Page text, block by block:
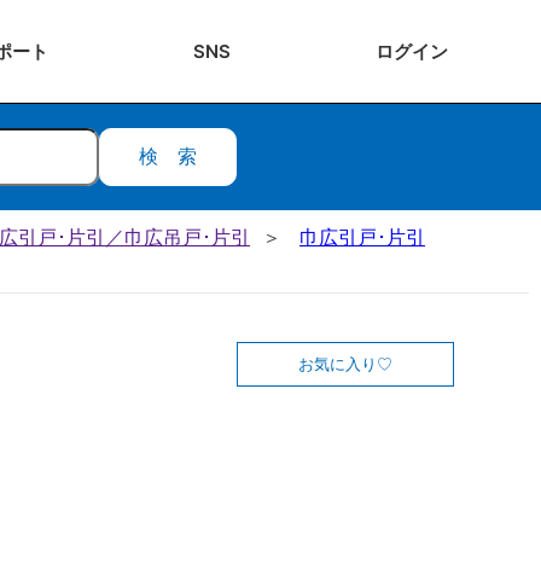
ート SNS ログイン
検索
引戸･片引／巾広吊戸･片引 巾広引戸･片引
お気に入り